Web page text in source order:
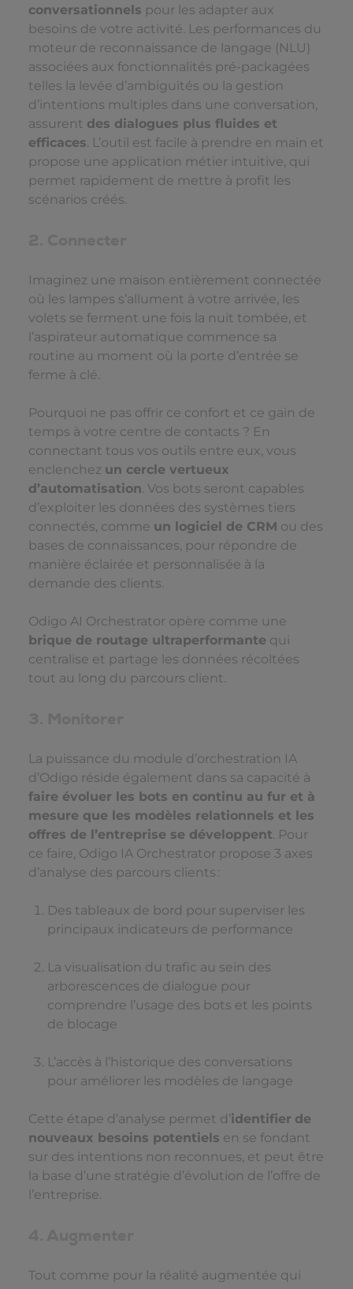
conversationnels pour les adapter aux
besoins de votre activité. Les performances du
moteur de reconnaissance de langage (NLU)
associées aux fonctionnalités pré-packagées
telles la levée d’ambiguïtés ou la gestion
d’intentions multiples dans une conversation,
assurent des dialogues plus fluides et
efficaces. L’outil est facile à prendre en main et
propose une application métier intuitive, qui
permet rapidement de mettre à profit les
scénarios créés.
Imaginez une maison entièrement connectée
où les lampes s’allument à votre arrivée, les
volets se ferment une fois la nuit tombée, et
l’aspirateur automatique commence sa
routine au moment où la porte d’entrée se
ferme à clé.
Pourquoi ne pas offrir ce confort et ce gain de
temps à votre centre de contacts ? En
connectant tous vos outils entre eux, vous
enclenchez un cercle vertueux
d’automatisation. Vos bots seront capables
d’exploiter les données des systèmes tiers
connectés, comme un logiciel de CRM ou des
bases de connaissances, pour répondre de
manière éclairée et personnalisée à la
demande des clients.
Odigo AI Orchestrator opère comme une
brique de routage ultraperformante qui
centralise et partage les données récoltées
tout au long du parcours client.
La puissance du module d’orchestration IA
d’Odigo réside également dans sa capacité à
faire évoluer les bots en continu au fur et à
mesure que les modèles relationnels et les
offres de l’entreprise se développent. Pour
ce faire, Odigo IA Orchestrator propose 3 axes
d’analyse des parcours clients :
Des tableaux de bord pour superviser les
principaux indicateurs de performance
La visualisation du trafic au sein des
arborescences de dialogue pour
comprendre l’usage des bots et les points
de blocage
L’accès à l’historique des conversations
pour améliorer les modèles de langage
Cette étape d’analyse permet d’identifier de
nouveaux besoins potentiels en se fondant
sur des intentions non reconnues, et peut être
la base d’une stratégie d’évolution de l’offre de
l’entreprise.
Tout comme pour la réalité augmentée qui